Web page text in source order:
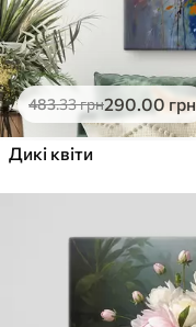
483.33грн290.00 грн
Дикі квіти